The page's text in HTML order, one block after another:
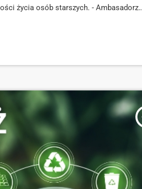
życia osób starszych. - Ambasadorzy
organem konsultacyjnym,